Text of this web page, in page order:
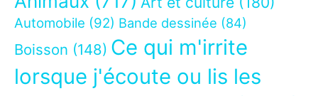
Automobile (92) Bande dessinée (84)
Boisson (148) Ce qui m'irrite
lorsque j'écoute ou lis les